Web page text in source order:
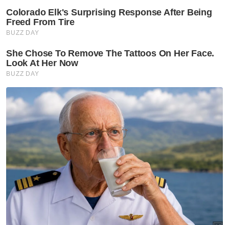
Keadaan kenderaan yang terlibat kemalangan maut di Simpang
Renggam pada Isnin. Foto: JBPM Johor
"Lesen memandu bukan kebenaran untuk
memandu sesuka hati sehingga
menyebabkan malapetaka kepada orang lain
yang tidak berdosa,” katanya.
Dalam pada itu, Anthony mengucapkan
takziah kepada keluarga mangsa dan